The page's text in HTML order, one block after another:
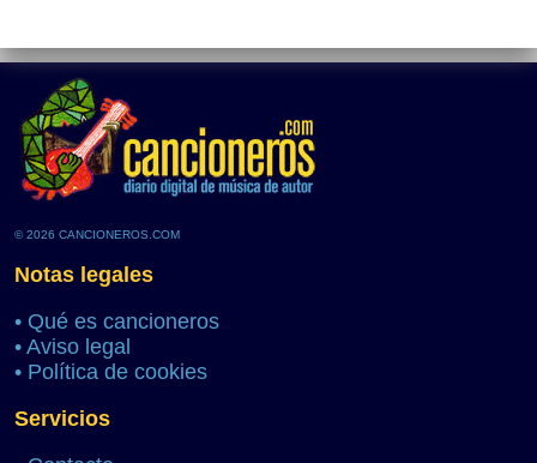
© 2026 CANCIONEROS.COM
Notas legales
• Qué es cancioneros
• Aviso legal
• Política de cookies
Servicios